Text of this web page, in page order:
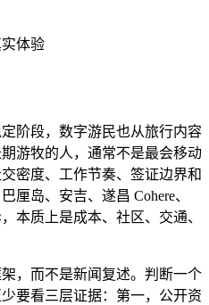
体验
阶段，数字游民也从旅行内容
游牧的人，通常不是最会移动
密度、工作节奏、签证边界和
厘岛、安吉、遂昌 Cohere、
本质上是成本、社区、交通、
，而不是新闻复述。判断一个
要看三层证据：第一，公开资